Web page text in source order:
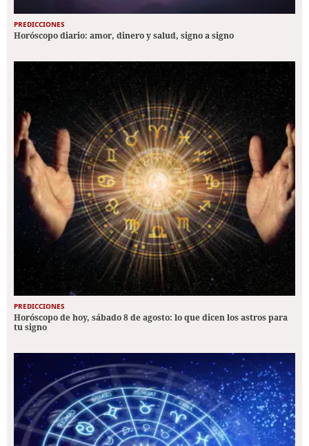
PREDICCIONES
Horóscopo diario: amor, dinero y salud, signo a signo
PREDICCIONES
Horóscopo de hoy, sábado 8 de agosto: lo que dicen los astros para
tu signo